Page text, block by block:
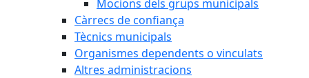
Mocions dels grups municipals
Càrrecs de confiança
Tècnics municipals
Organismes dependents o vinculats
Altres administracions